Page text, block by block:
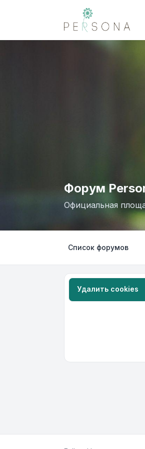
Форум
Официальная
Список форумов
Удалить cookies